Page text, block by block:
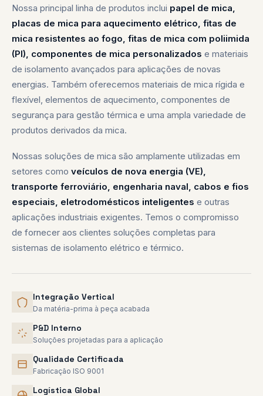
— FILOSOFIA DE ENGENHARIA SZX
Nossa principal linha de produtos inclui papel de mica,
placas de mica para aquecimento elétrico, fitas de
mica resistentes ao fogo, fitas de mica com poliimida
(PI), componentes de mica personalizados e materiais
de isolamento avançados para aplicações de novas
energias. Também oferecemos materiais de mica rígida e
flexível, elementos de aquecimento, componentes de
segurança para gestão térmica e uma ampla variedade de
produtos derivados da mica.
Nossas soluções de mica são amplamente utilizadas em
setores como veículos de nova energia (VE),
transporte ferroviário, engenharia naval, cabos e fios
especiais, eletrodomésticos inteligentes e outras
aplicações industriais exigentes. Temos o compromisso
de fornecer aos clientes soluções completas para
sistemas de isolamento elétrico e térmico.
Integração Vertical
Da matéria-prima à peça acabada
P&D Interno
Soluções projetadas para a aplicação
Qualidade Certificada
Fabricação ISO 9001
Logística Global